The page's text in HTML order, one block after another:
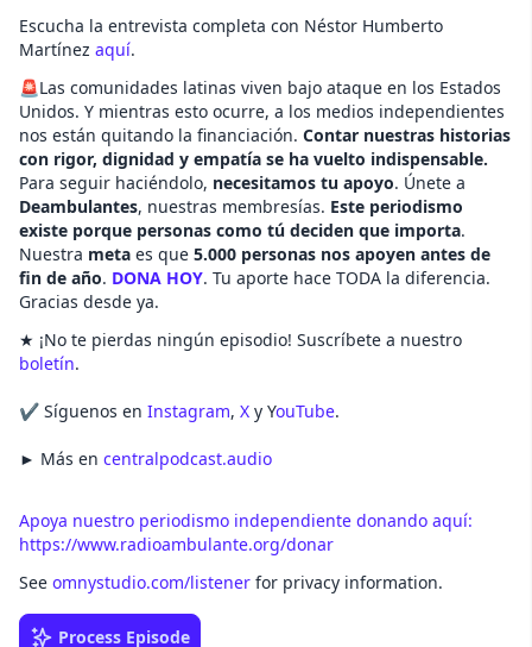
Escucha la entrevista completa con Néstor Humberto
Martínez aquí.
🚨Las comunidades latinas viven bajo ataque en los Estados
Unidos. Y mientras esto ocurre, a los medios independientes
nos están quitando la financiación. Contar nuestras historias
con rigor, dignidad y empatía se ha vuelto indispensable.
Para seguir haciéndolo, necesitamos tu apoyo. Únete a
Deambulantes, nuestras membresías. Este periodismo
existe porque personas como tú deciden que importa.
Nuestra meta es que 5.000 personas nos apoyen antes de
fin de año. DONA HOY. Tu aporte hace TODA la diferencia.
Gracias desde ya.
★ ¡No te pierdas ningún episodio! Suscríbete a nuestro
boletín.
✔ Síguenos en Instagram, X y YouTube.
► Más en centralpodcast.audio
Apoya nuestro periodismo independiente donando aquí:
https://www.radioambulante.org/donar
See omnystudio.com/listener for privacy information.
Process Episode